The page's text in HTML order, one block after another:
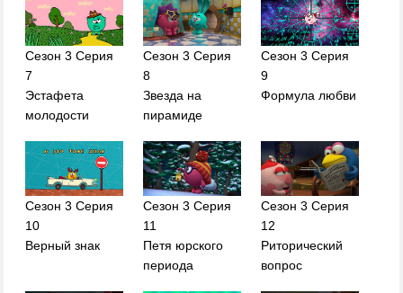
Сезон 3 Серия
7
Эстафета
молодости
Сезон 3 Серия
8
Звезда на
пирамиде
Сезон 3 Серия
9
Формула любви
Сезон 3 Серия
10
Верный знак
Сезон 3 Серия
11
Петя юрского
периода
Сезон 3 Серия
12
Риторический
вопрос